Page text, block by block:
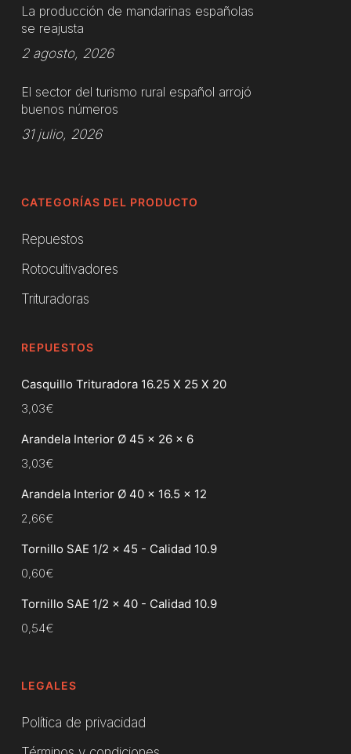
La producción de mandarinas españolas
se reajusta
2 agosto, 2026
El sector del turismo rural español arrojó
buenos números
31 julio, 2026
CATEGORÍAS DEL PRODUCTO
Repuestos
Rotocultivadores
Trituradoras
REPUESTOS
Casquillo Trituradora 16.25 X 25 X 20
3,03€
Arandela Interior Ø 45 x 26 x 6
3,03€
Arandela Interior Ø 40 x 16.5 x 12
2,66€
Tornillo SAE 1/2 x 45 - Calidad 10.9
0,60€
Tornillo SAE 1/2 x 40 - Calidad 10.9
0,54€
LEGALES
Política de privacidad